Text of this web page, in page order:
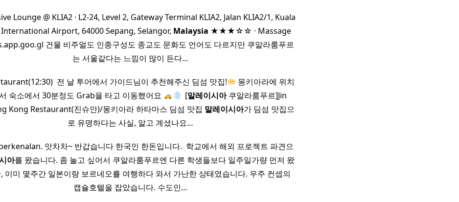
Lounge @ KLIA2 · L2-24, Level 2, Gateway Terminal KLIA2, Jalan KLIA2/1, Kuala
Airport, 64000 Sepang, Selangor, Malaysia ★★★☆☆ · Massage
건물 비주얼도 인종구성도 종교도 문화도 언어도 다르지만 쿠알라룸푸르
는 서울같다는 느낌이 많이 든다…
전 날 투어에서 가이드님이 추천해주신 딤섬 맛집!
몽키아라에 위치
숙소에서 30분정도 Grab을 타고 이동했어요
​ [말레이시아쿠알라룸푸르]Jin
Kong Restaurant(진슈안)/몽키아라 하타마스 딤섬 맛집 말레이시아가 딤섬 맛집으
로 유명하다는 사실, 알고 계셨나요…
앗차차~ 반갑습니다 한국인 한돈입니다. ​ 학교에서 해외 프로젝트 파견으
아를 왔습니다. 좀 놀고 싶어서 쿠알라룸푸르엔 다른 학생들보다 일주일가량 먼저 왔
이미 몇주간 일본이랑 보르네오를 여행하다 와서 가난한 상태였습니다. 우주 컨셉의
캡슐호텔을 잡았습니다. 수도인…